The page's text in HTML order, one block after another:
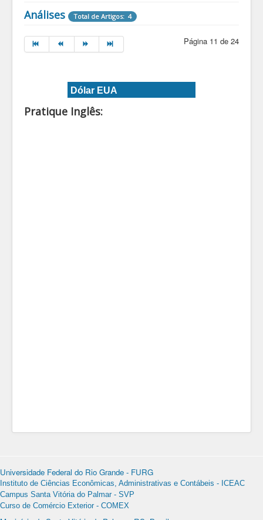
Destaques Informativos
Análises Total de Artigos: 4
Página 11 de 24
Dólar EUA
Pratique Inglês:
Universidade Federal do Rio Grande - FURG
Instituto de Ciências Econômicas, Administrativas e Contábeis - ICEAC
Campus Santa Vitória do Palmar - SVP
Curso de Comércio Exterior - COMEX